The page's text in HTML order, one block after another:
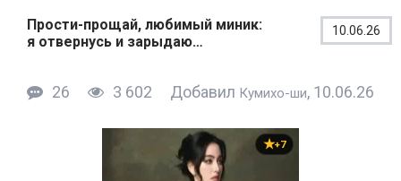
Прости-прощай, любимый миник:
я отвернусь и зарыдаю…
10.06.26
26 3 602 Добавил Кумихо-ши, 10.06.26
+7